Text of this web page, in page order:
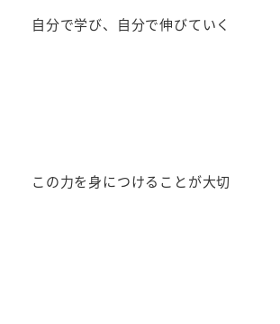
自分で学び、自分で伸びていく
この力を身につけることが大切